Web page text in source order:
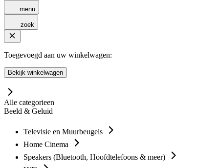
menu
zoek
Toegevoegd aan uw winkelwagen:
Bekijk winkelwagen
Alle categorieen
Beeld & Geluid
Televisie en Muurbeugels
Home Cinema
Speakers (Bluetooth, Hoofdtelefoons & meer)